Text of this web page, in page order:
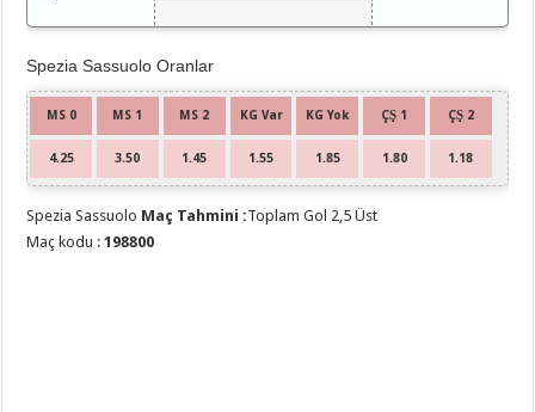
Spezia Sassuolo Oranlar
MS 0 MS 1 MS 2 KG Var KG Yok ÇŞ 1 ÇŞ 2
4.25 3.50 1.45 1.55 1.85 1.80 1.18
Spezia Sassuolo Maç Tahmini :Toplam Gol 2,5 Üst
Maç kodu :198800